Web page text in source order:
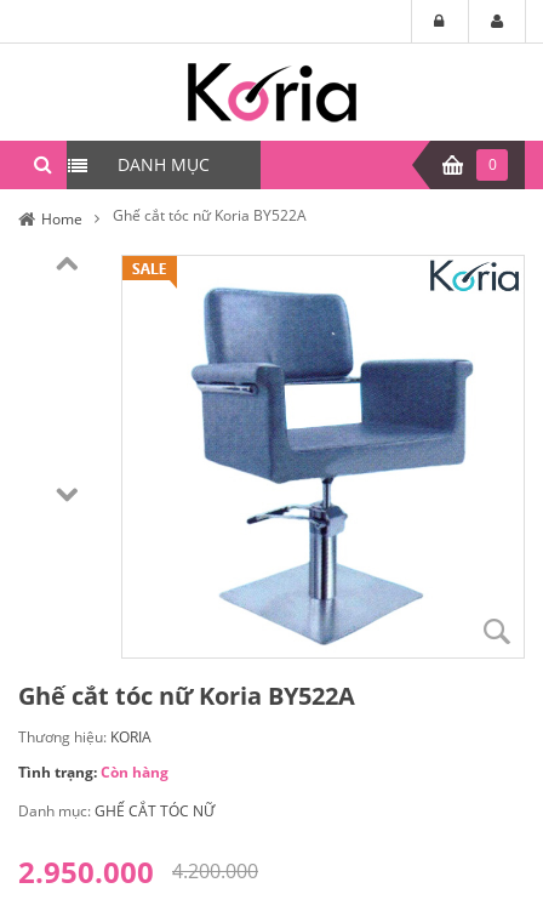
DANH MỤC 0
Home Ghế cắt tóc nữ Koria BY522A
Ghế cắt tóc nữ Koria BY522A
Thương hiệu: KORIA
Tình trạng:Còn hàng
Danh mục:GHẾ CẮT TÓC NỮ
4.200.000
2.950.000